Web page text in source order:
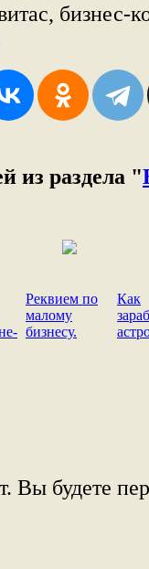
бизнес-
из раздела "
Реквием по
малому
бизнесу.
Как
Вы будете